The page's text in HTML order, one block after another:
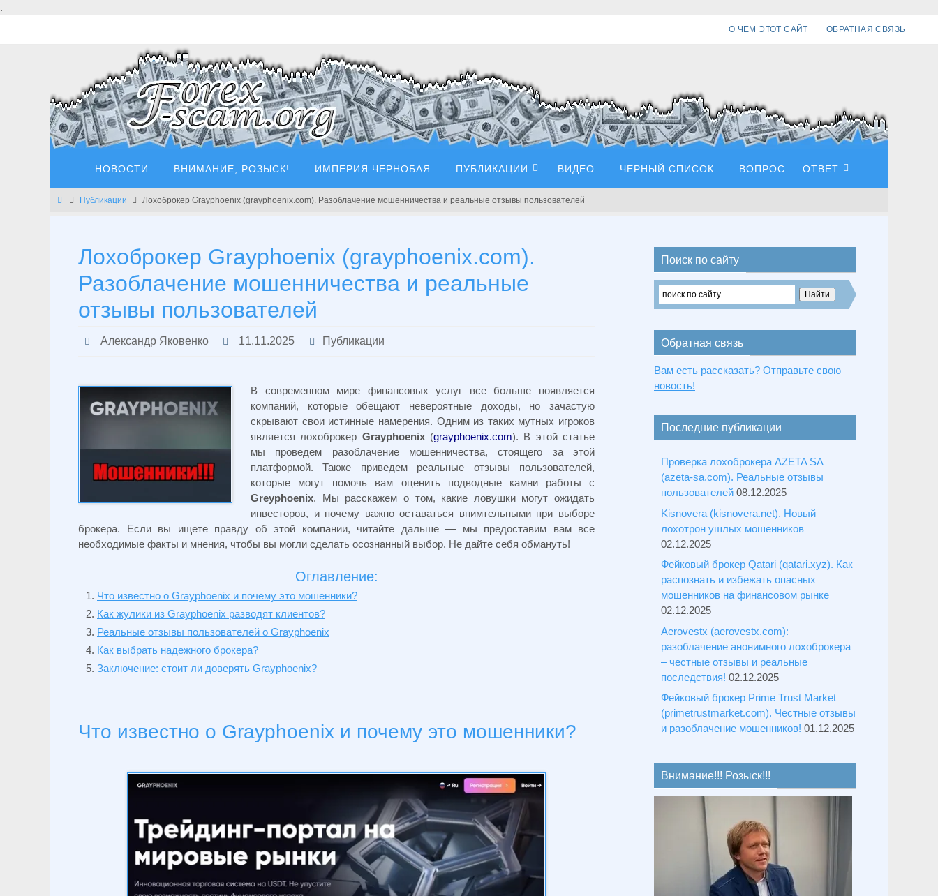
.
О ЧЕМ ЭТОТ САЙТ ОБРАТНАЯ СВЯЗЬ
НОВОСТИ ВНИМАНИЕ, РОЗЫСК! ИМПЕРИЯ ЧЕРНОБАЯ ПУБЛИКАЦИИ ВИДЕО ЧЕРНЫЙ СПИСОК ВОПРОС — ОТВЕТ
Главная
Публикации Лохоброкер Grayphoenix (grayphoenix.com). Разоблачение мошенничества и реальные отзывы пользователей
Лохоброкер Grayphoenix (grayphoenix.com).
Разоблачение мошенничества и реальные
отзывы пользователей
Александр Яковенко 11.11.2025 Публикации
В современном мире финансовых услуг все больше появляется
компаний, которые обещают невероятные доходы, но зачастую
скрывают свои истинные намерения. Одним из таких мутных игроков
является лохоброкер Grayphoenix(grayphoenix.com). В этой статье
мы проведем разоблачение мошенничества, стоящего за этой
платформой. Также приведем реальные отзывы пользователей,
которые могут помочь вам оценить подводные камни работы с
Greyphoenix. Мы расскажем о том, какие ловушки могут ожидать
инвесторов, и почему важно оставаться внимтельными при выборе
брокера. Если вы ищете правду об этой компании, читайте дальше — мы предоставим вам все
необходимые факты и мнения, чтобы вы могли сделать осознанный выбор. Не дайте себя обмануть!
Оглавление:
Что известно о Grayphoenix и почему это мошенники?
Как жулики из Grayphoenix разводят клиентов?
Реальные отзывы пользователей о Grayphoenix
Как выбрать надежного брокера?
Заключение: стоит ли доверять Grayphoenix?
Что известно о Grayphoenix и почему это мошенники?
Поиск по сайту
Обратная связь
Вам есть рассказать? Отправьте свою
новость!
Последние публикации
Проверка лохоброкера AZETA SA
(azeta-sa.com). Реальные отзывы
пользователей 08.12.2025
Kisnovera (kisnovera.net). Новый
лохотрон ушлых мошенников
02.12.2025
Фейковый брокер Qatari (qatari.xyz). Как
распознать и избежать опасных
мошенников на финансовом рынке
02.12.2025
Aerovestx (aerovestx.com):
разоблачение анонимного лохоброкера
– честные отзывы и реальные
последствия! 02.12.2025
Фейковый брокер Prime Trust Market
(primetrustmarket.com). Честные отзывы
и разоблачение мошенников! 01.12.2025
Внимание!!! Розыск!!!